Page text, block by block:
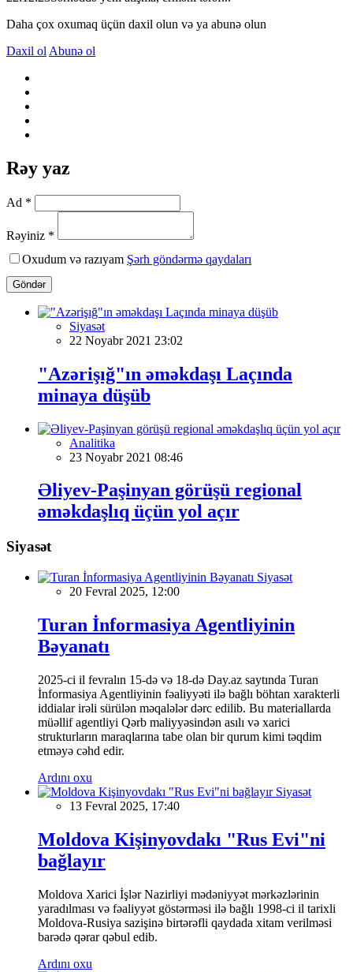
Daha çox oxumaq üçün daxil olun və ya abunə olun
Daxil ol Abunə ol
Rəy yaz
Ad *
Rəyiniz *
Oxudum və razıyam Şərh göndərmə qaydaları
Göndər
Siyasət
22 Noyabr 2021 23:02
"Azərişığ"ın əməkdaşı Laçında
minaya düşüb
Analitika
23 Noyabr 2021 08:46
Əliyev-Paşinyan görüşü regional
əməkdaşlıq üçün yol açır
Siyasət
Siyasət
20 Fevral 2025, 12:00
Turan İnformasiya Agentliyinin
Bəyanatı
2025-ci il fevralın 15-də və 18-də Day.az saytında Turan
İnformasiya Agentliyinin fəaliyyəti ilə bağlı böhtan xarakterli
iddialar irəli sürülən məqalələr dərc edilib. Bu materiallarda
müəllif agentliyi Qərb maliyyəsindən asılı və xarici
strukturların maraqlarına tabe olan bir qurum kimi təqdim
etməyə cəhd edir.
Ardını oxu
Siyasət
13 Fevral 2025, 17:40
Moldova Kişinyovdakı "Rus Evi"ni
bağlayır
Moldova Xarici İşlər Nazirliyi mədəniyyət mərkəzlərinin
yaradılması və fəaliyyət göstərməsi ilə bağlı 1998-ci il tarixli
Moldova-Rusiya sazişinə birtərəfli qaydada xitam verilməsi
barədə qərar qəbul edib.
Ardını oxu